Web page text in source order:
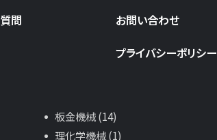
問 お問い合わせ
プライバシーポリシー
板金機械 (14)
理化学機械 (1)